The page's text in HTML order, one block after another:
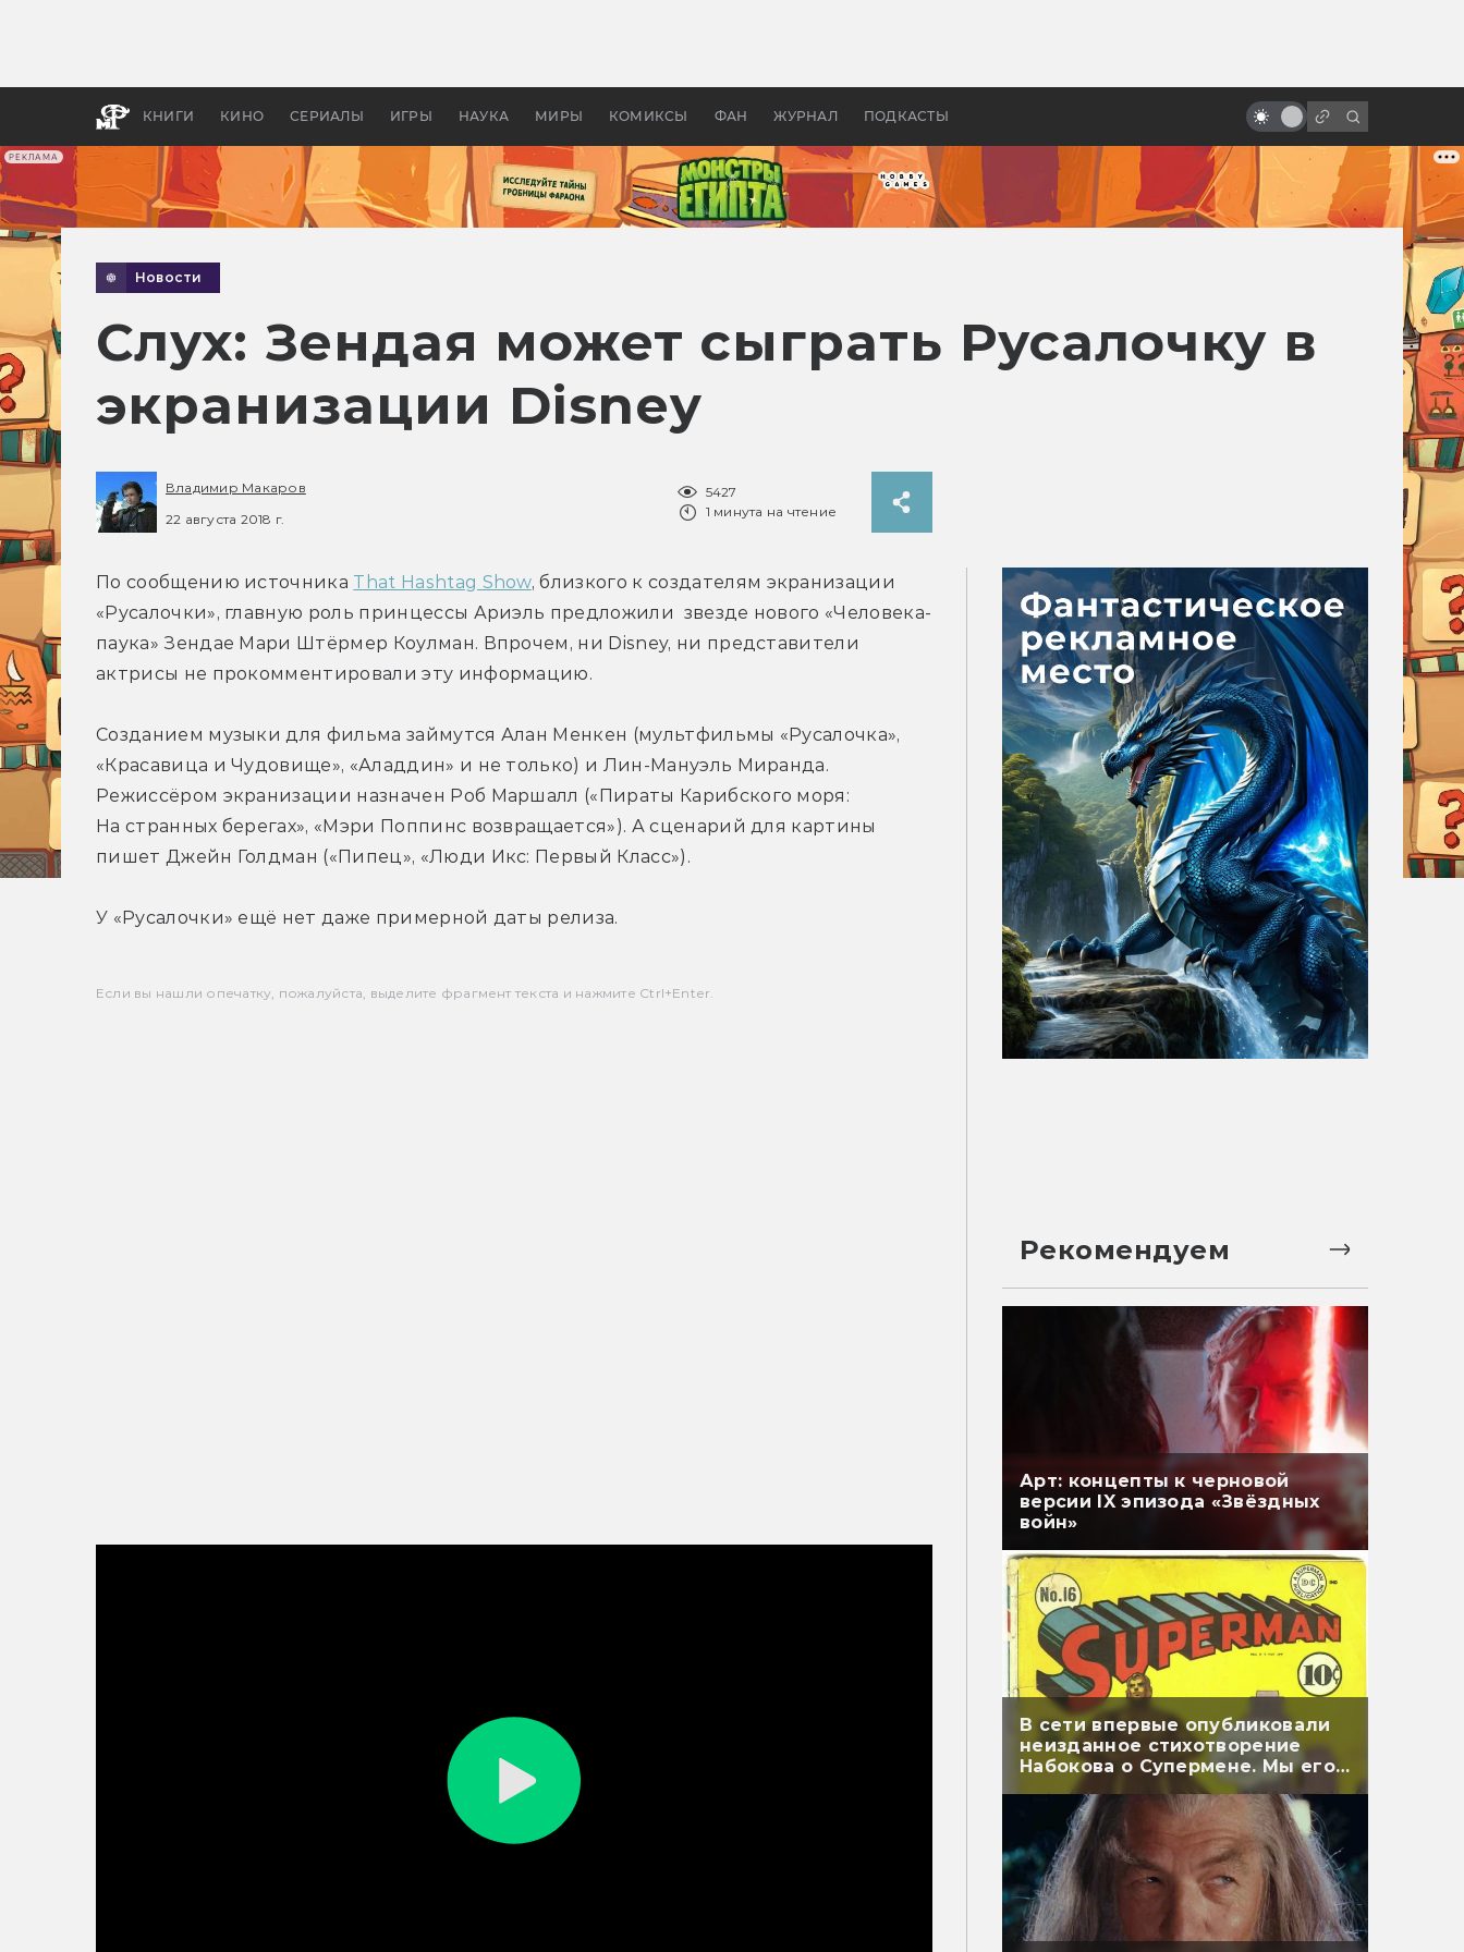
РЕКЛАМА
КНИГИ КИНО СЕРИАЛЫ ИГРЫ НАУКА МИРЫ КОМИКСЫ ФАН ЖУРНАЛ ПОДКАСТЫ
апокалипсис, в России —
бы «Властелина колец»
дикой спешке
Новости
Слух: Зендая может сыграть Русалочку в
экранизации Disney
Владимир Макаров
22 августа 2018 г.
5427
1 минута на чтение
По сообщению источника That Hashtag Show, близкого к создателям экранизации
«Русалочки», главную роль принцессы Ариэль предложили  звезде нового «Человека-
паука» Зендае Мари Штёрмер Коулман. Впрочем, ни Disney, ни представители
актрисы не прокомментировали эту информацию.
Созданием музыки для фильма займутся Алан Менкен (мультфильмы «Русалочка»,
«Красавица и Чудовище», «Аладдин» и не только) и Лин-Мануэль Миранда.
Режиссёром экранизации назначен Роб Маршалл («Пираты Карибского моря:
На странных берегах», «Мэри Поппинс возвращается»). А сценарий для картины
пишет Джейн Голдман («Пипец», «Люди Икс: Первый Класс»).
У «Русалочки» ещё нет даже примерной даты релиза.
Если вы нашли опечатку, пожалуйста, выделите фрагмент текста и нажмите Ctrl+Enter.
Рекомендуем
Арт: концепты к черновой
версии IX эпизода «Звёздных
войн»
В сети впервые опубликовали
неизданное стихотворение
Набокова о Супермене. Мы его
перевели